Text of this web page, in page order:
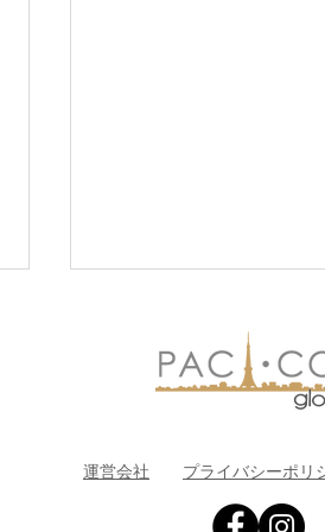
マイアミ超高級市場で
運営会社 プライバシーポリ